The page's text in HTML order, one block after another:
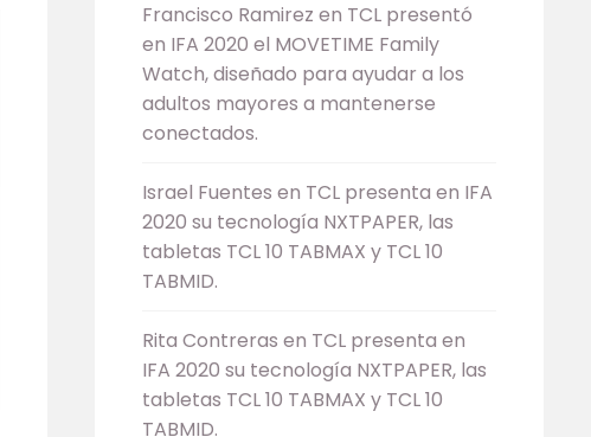
Francisco Ramirez en TCL presentó
en IFA 2020 el MOVETIME Family
Watch, diseñado para ayudar a los
adultos mayores a mantenerse
conectados.
Israel Fuentes en TCL presenta en IFA
2020 su tecnología NXTPAPER, las
tabletas TCL 10 TABMAX y TCL 10
TABMID.
Rita Contreras en TCL presenta en
IFA 2020 su tecnología NXTPAPER, las
tabletas TCL 10 TABMAX y TCL 10
TABMID.